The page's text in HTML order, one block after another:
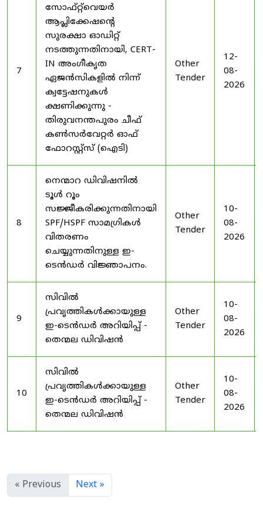
7
സോഫ്റ്റ്‌വെയർ
ആപ്ലിക്കേഷന്റെ
സുരക്ഷാ ഓഡിറ്റ്
നടത്തുന്നതിനായി, CERT-
IN അംഗീകൃത
ഏജൻസികളിൽ നിന്ന്
ക്വട്ടേഷനുകൾ
ക്ഷണിക്കുന്നു -
തിരുവനന്തപുരം ചീഫ്
കൺസർവേറ്റർ ഓഫ്
ഫോറസ്റ്റ്സ് (ഐടി)
Other
Tender
12-
08-
2026
8
നെന്മാറ ഡിവിഷനിൽ
ടൂൾ റൂം
സജ്ജീകരിക്കുന്നതിനായി
SPF/HSPF സാമഗ്രികൾ
വിതരണം
ചെയ്യുന്നതിനുള്ള ഇ-
ടെൻഡർ വിജ്ഞാപനം.
Other
Tender
10-
08-
2026
9
സിവിൽ
പ്രവൃത്തികൾക്കായുള്ള
ഇ-ടെൻഡർ അറിയിപ്പ് -
തെന്മല ഡിവിഷൻ
Other
Tender
10-
08-
2026
10
സിവിൽ
പ്രവൃത്തികൾക്കായുള്ള
ഇ-ടെൻഡർ അറിയിപ്പ് -
തെന്മല ഡിവിഷൻ
Other
Tender
10-
08-
2026
« Previous Next »